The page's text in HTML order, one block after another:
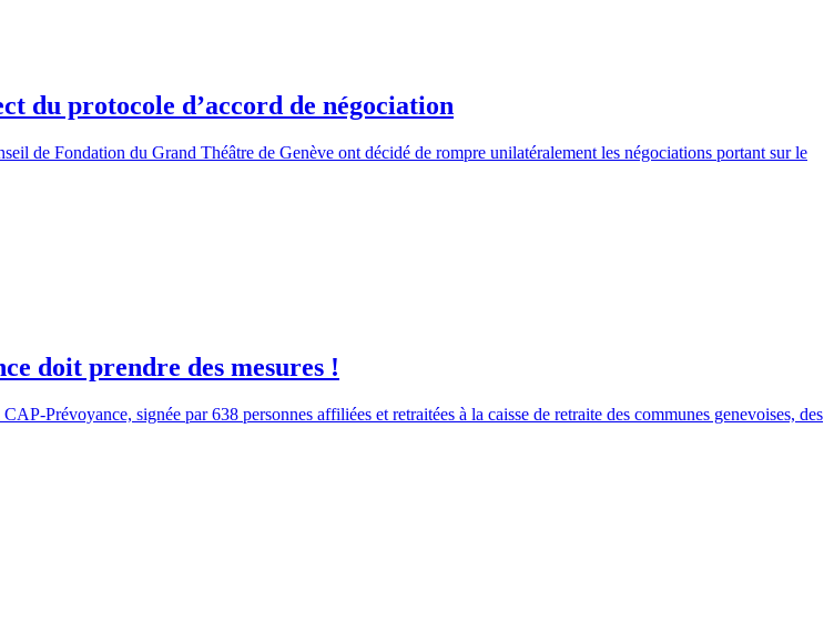
du protocole d’accord de négociation
de Fondation du Grand Théâtre de Genève ont décidé de rompre unilatéralement les négociations portant sur le
doit prendre des mesures !
Prévoyance, signée par 638 personnes affiliées et retraitées à la caisse de retraite des communes genevoises, des